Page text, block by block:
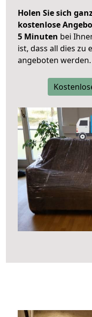
Holen Sie sich
kostenlose
5 Minuten bei
ist, dass all dies zu
angeboten werden.